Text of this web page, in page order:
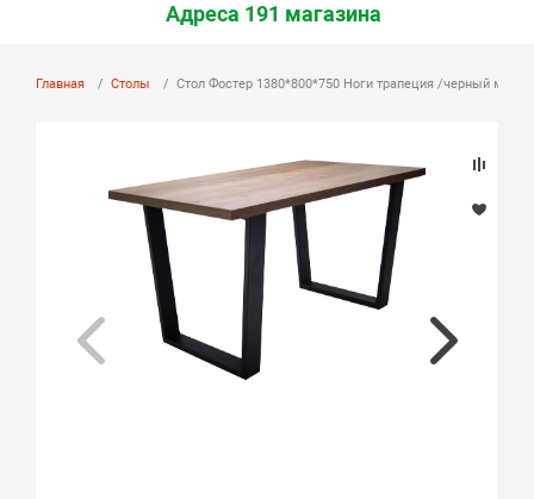
Адреса 191 магазина
Главная Столы Стол Фостер 1380*800*750 Ноги трапеция /черный